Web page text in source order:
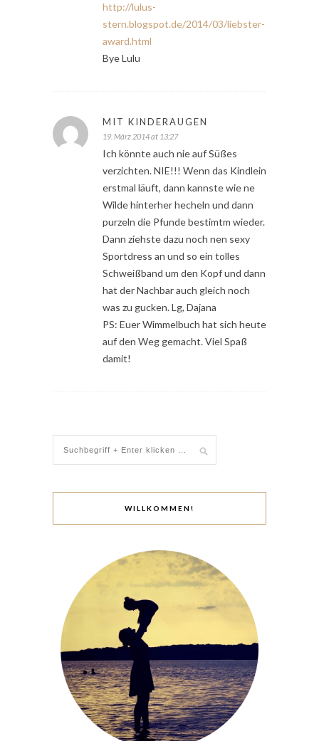
http://lulus-
stern.blogspot.de/2014/03/liebster-
award.html
Bye Lulu
MIT KINDERAUGEN
19. März 2014 at 13:27
Ich könnte auch nie auf Süßes
verzichten. NIE!!! Wenn das Kindlein
erstmal läuft, dann kannste wie ne
Wilde hinterher hecheln und dann
purzeln die Pfunde bestimtm wieder.
Dann ziehste dazu noch nen sexy
Sportdress an und so ein tolles
Schweißband um den Kopf und dann
hat der Nachbar auch gleich noch
was zu gucken. Lg, Dajana
PS: Euer Wimmelbuch hat sich heute
auf den Weg gemacht. Viel Spaß
damit!
WILLKOMMEN!